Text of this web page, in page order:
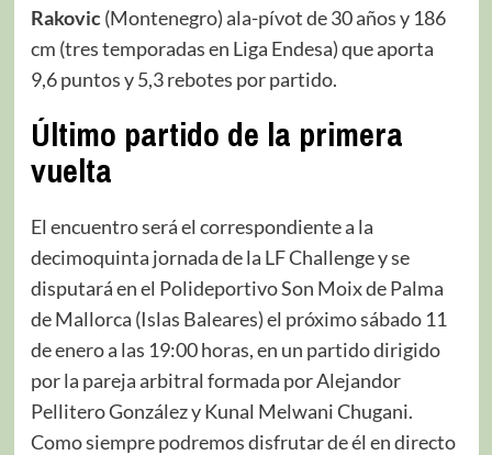
Rakovic(Montenegro) ala-pívot de 30 años y 186
cm (tres temporadas en Liga Endesa) que aporta
9,6 puntos y 5,3 rebotes por partido.
Último partido de la primera
vuelta
El encuentro será el correspondiente a la
decimoquinta jornada de la LF Challenge y se
disputará en el Polideportivo Son Moix de Palma
de Mallorca (Islas Baleares) el próximo sábado 11
de enero a las 19:00 horas, en un partido dirigido
por la pareja arbitral formada por Alejandor
Pellitero González y Kunal Melwani Chugani.
Como siempre podremos disfrutar de él en directo